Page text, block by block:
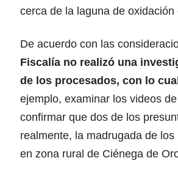
cerca de la laguna de
De acuerdo con las
Fiscalía no realizó una
de los procesados, con lo
ejemplo, examinar los videos
confirmar que dos de los
realmente, la madrugada de
en zona rural de Ciénega de